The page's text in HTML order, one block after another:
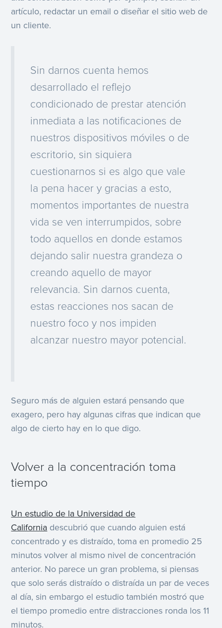
artículo, redactar un email o diseñar el sitio web de
un cliente.
Sin darnos cuenta hemos
desarrollado el reflejo
condicionado de prestar atención
inmediata a las notificaciones de
nuestros dispositivos móviles o de
escritorio, sin siquiera
cuestionarnos si es algo que vale
la pena hacer y gracias a esto,
momentos importantes de nuestra
vida se ven interrumpidos, sobre
todo aquellos en donde estamos
dejando salir nuestra grandeza o
creando aquello de mayor
relevancia. Sin darnos cuenta,
estas reacciones nos sacan de
nuestro foco y nos impiden
alcanzar nuestro mayor potencial.
Seguro más de alguien estará pensando que
exagero, pero hay algunas cifras que indican que
algo de cierto hay en lo que digo.
Volver a la concentración toma
tiempo
Un estudio de la Universidad de
California descubrió que cuando alguien está
concentrado y es distraído, toma en promedio 25
minutos volver al mismo nivel de concentración
anterior. No parece un gran problema, si piensas
que solo serás distraído o distraída un par de veces
al día, sin embargo el estudio también mostró que
el tiempo promedio entre distracciones ronda los 11
minutos.